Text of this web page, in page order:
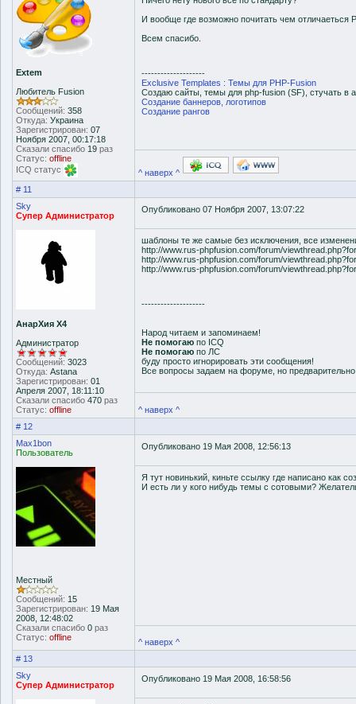
Extem
Любитель Fusion
Сообщений: 358
Откуда: Украина
Зарегистрирован: 07
Ноября 2007, 00:17:18
Сказали спасибо 19 раз
Статус: offline
ICQ статус
И вообще где возможно почитать чем отличаеться
Всем спасибо.
--------------------
Exclusive Templates : Темы для PHP-Fusion
Создаю сайты, темы для php-fusion (SF), стучать в
Создание баннеров, логотипов
Создание рангов
^ наверх ^
# 11
Sky
Супер Администратор
АнарХия Х4
Администратор
Сообщений: 3023
Откуда: Astana
Зарегистрирован: 01
Апреля 2007, 18:11:10
Сказали спасибо 470 раз
Статус: offline
Опубликовано 07 Ноября 2007, 13:07:22
шаблоны те же самые без исключения, все
http://www.rus-phpfusion.com/forum/
http://www.rus-phpfusion.com/forum/
http://www.rus-phpfusion.com/forum/
--------------------
Народ читаем и запоминаем!
Не помогаю по ICQ
Не помогаю по ЛС
буду просто игнорировать эти сообщения!
Все вопросы задаем на форуме, но
^ наверх ^
# 12
Max1bon
Пользователь
Местный
Сообщений: 15
Зарегистрирован: 19 Мая
2008, 12:48:02
Сказали спасибо 0 раз
Статус: offline
Опубликовано 19 Мая 2008, 12:56:13
Я тут новинький, киньте ссылку где написано как
И есть ли у кого нибудь темы с сотовыми?
^ наверх ^
# 13
Sky
Супер Администратор
Опубликовано 19 Мая 2008, 16:58:56